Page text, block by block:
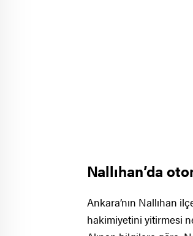
Nallıhan’da
Ankara’nın Nallıhan
hakimiyetini yitirmesi